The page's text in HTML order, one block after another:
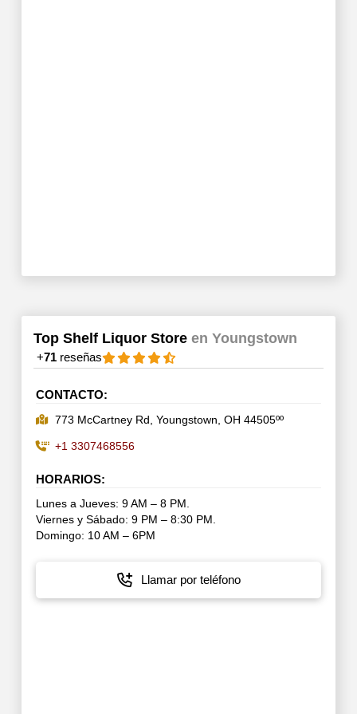
Top Shelf Liquor Store en Youngstown
+71reseñas
CONTACTO:
773 McCartney Rd, Youngstown, OH 44505ºº
+1 3307468556
HORARIOS:
Lunes a Jueves: 9 AM – 8 PM.
Viernes y Sábado: 9 PM – 8:30 PM.
Domingo: 10 AM – 6PM
Llamar por teléfono